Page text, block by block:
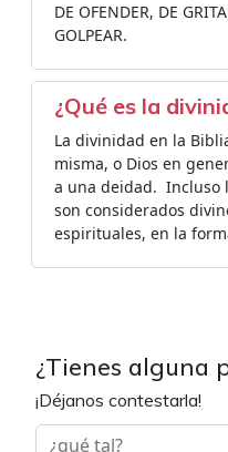
DE OFENDER, DE
GOLPEAR.
¿Qué es la
La divinidad en la
misma, o Dios en
a una deidad. ​ Incluso
son considerados
espirituales, en la
¿Tienes alguna
¡Déjanos contestarla!